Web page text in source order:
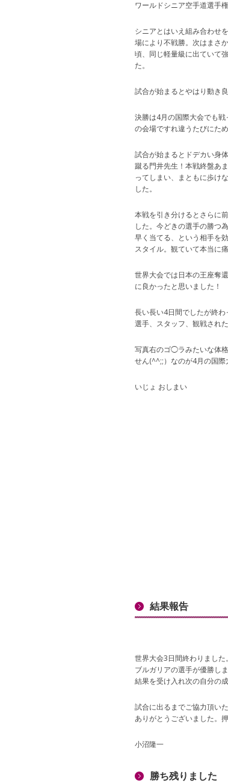
ワールドシニア空手道選手
シニアとはいえ組み合わせ
場により不戦勝。次はまさ
頃、同じ軽量級に出ていて
た。
試合が始まるとやはり動き
決勝は4月の国際大会でも
の会場ですれ違うたびにた
試合が始まるとドデカい身
蹴る門井先生！本戦終盤あ
ってしまい、まともに歩け
した。
本戦を引き分けるとさらに
した。今どきの選手の勝つ
早く当てる、という相手を
スタイル。観ていて本当に
世界大会では日本の王座奪
に良かったと思いました！
長い長い4日間でしたが終
選手、スタッフ、観戦され
写真右のゴ◯ラみたいな体
せん(^^;;）なのが4月の国際
いじょ おしまい
結果報告
世界大会3日間終わりました。
ブルガリアの選手が優勝し
結果を受け入れ次の自分の
試合に出るまでご協力頂い
ありがとうございました。押
小沼隆一
勝ち残りました